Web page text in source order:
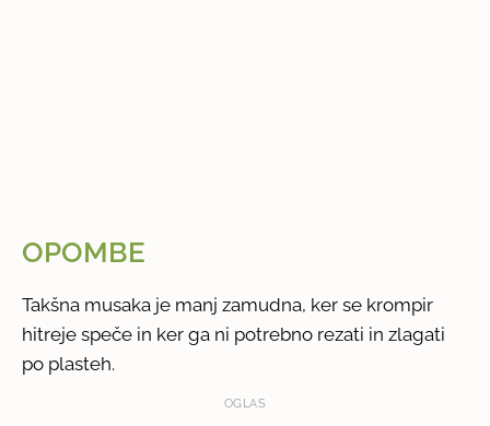
OPOMBE
Takšna musaka je manj zamudna, ker se krompir
hitreje speče in ker ga ni potrebno rezati in zlagati
po plasteh.
OGLAS